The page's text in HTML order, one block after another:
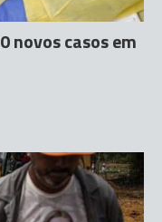
novos casos em